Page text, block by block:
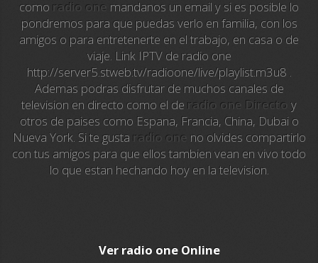
EuroSport 2
Viasat Sport
M20 Music
BBC World News
Telecinco
1 HD
como radio one mandanos un email y si es posible lo
pondremos para que puedas verlo en familia, con los
amigos o para entretenerte en el trabajo, en casa o de
viaje. Link IPTV de radio one
http://server5.stweb.tv/radioone/live/playlist.m3u8 .
Ademas podras disfrutar de muchos canales de
television en directo como el de radio one Directo y
otros de paises como Espana, Francia, China, Dubai o
Nueva York. Si te gusta radio one no olvides compartirlo
con tus amigos para que ellos tambien vean en vivo todo
lo que estan hechando hoy en la television.
Ver radio one Online